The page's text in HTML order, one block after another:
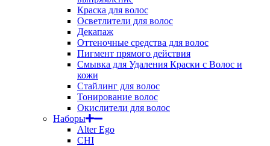
Краска для волос
Осветлители для волос
Декапаж
Оттеночные средства для волос
Пигмент прямого действия
Смывка для Удаления Краски с Волос и
кожи
Стайлинг для волос
Тонирование волос
Окислители для волос
Наборы
Alter Ego
CHI